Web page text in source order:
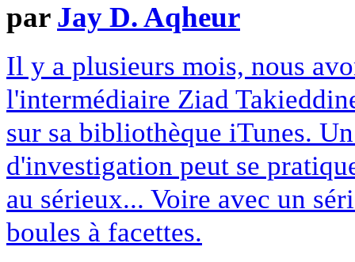
par Jay D. Aqheur
Il y a plusieurs mois, nous
l'intermédiaire Ziad
sur sa bibliothèque iTunes.
d'investigation peut se
au sérieux... Voire avec un
boules à facettes.